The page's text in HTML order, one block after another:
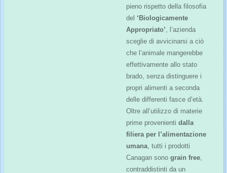
pieno rispetto della filosofia
del ‘Biologicamente
Appropriato’, l’azienda
sceglie di avvicinarsi a ciò
che l’animale mangerebbe
effettivamente allo stato
brado, senza distinguere i
propri alimenti a seconda
delle differenti fasce d’età.
Oltre all’utilizzo di materie
prime provenienti dalla
filiera per l’alimentazione
umana, tutti i prodotti
Canagan sono grain free,
contraddistinti da un